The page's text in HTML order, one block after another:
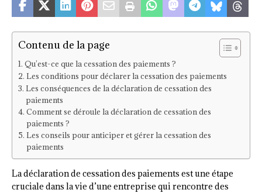
Contenu de la page
Qu’est-ce que la cessation des paiements ?
Les conditions pour déclarer la cessation des paiements
Les conséquences de la déclaration de cessation des
paiements
Comment se déroule la déclaration de cessation des
paiements ?
Les conseils pour anticiper et gérer la cessation des
paiements
La déclaration de cessation des paiements est une étape
cruciale dans la vie d’une entreprise qui rencontre des